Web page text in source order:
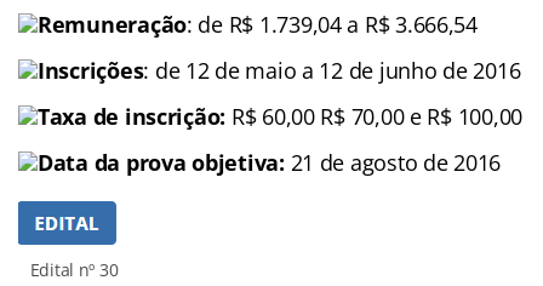
Remuneração: de R$ 1.739,04 a R$ 3.666,54
Inscrições: de 12 de maio a 12 de junho de 2016
Taxa de inscrição: R$ 60,00 R$ 70,00 e R$ 100,00
Data da prova objetiva: 21 de agosto de 2016
Edital nº 30